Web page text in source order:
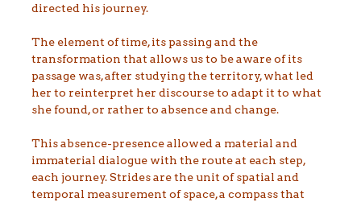
directed his journey.
The element of time, its passing and the
transformation that allows us to be aware of its
passage was, after studying the territory, what led
her to reinterpret her discourse to adapt it to what
she found, or rather to absence and change.
This absence-presence allowed a material and
immaterial dialogue with the route at each step,
each journey. Strides are the unit of spatial and
temporal measurement of space, a compass that